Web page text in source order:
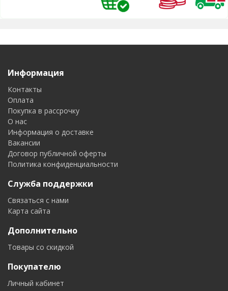
Информация
Контакты
Оплата
Покупка в рассрочку
О нас
Информация о доставке
Вакансии
Договор публичной оферты
Политика конфиденциальности
Служба поддержки
Связаться с нами
Карта сайта
Дополнительно
Товары со скидкой
Покупателю
Личный кабинет